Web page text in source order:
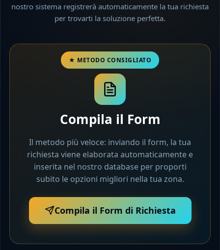
nostro sistema registrerà automaticamente la tua richiesta
per trovarti la soluzione perfetta.
Compila il Form
Il metodo più veloce: inviando il form, la tua
richiesta viene elaborata automaticamente e
inserita nel nostro database per proporti
subito le opzioni migliori nella tua zona.
Compila il Form di Richiesta